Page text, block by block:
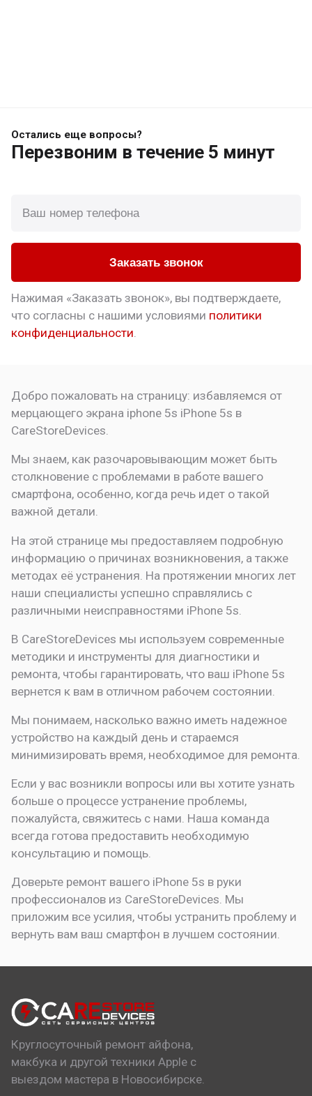
Остались еще вопросы?
Перезвоним в течение 5 минут
Заказать звонок
Нажимая «Заказать звонок», вы подтверждаете,
что согласны с нашими условиями политики
конфиденциальности.
Добро пожаловать на страницу: избавляемся от
мерцающего экрана iphone 5s iPhone 5s в
CareStoreDevices.
Мы знаем, как разочаровывающим может быть
столкновение с проблемами в работе вашего
смартфона, особенно, когда речь идет о такой
важной детали.
На этой странице мы предоставляем подробную
информацию о причинах возникновения, а также
методах её устранения. На протяжении многих лет
наши специалисты успешно справлялись с
различными неисправностями iPhone 5s.
В CareStoreDevices мы используем современные
методики и инструменты для диагностики и
ремонта, чтобы гарантировать, что ваш iPhone 5s
вернется к вам в отличном рабочем состоянии.
Мы понимаем, насколько важно иметь надежное
устройство на каждый день и стараемся
минимизировать время, необходимое для ремонта.
Если у вас возникли вопросы или вы хотите узнать
больше о процессе устранение проблемы,
пожалуйста, свяжитесь с нами. Наша команда
всегда готова предоставить необходимую
консультацию и помощь.
Доверьте ремонт вашего iPhone 5s в руки
профессионалов из CareStoreDevices. Мы
приложим все усилия, чтобы устранить проблему и
вернуть вам ваш смартфон в лучшем состоянии.
Круглосуточный ремонт айфона,
макбука и другой техники Apple с
выездом мастера в Новосибирске.